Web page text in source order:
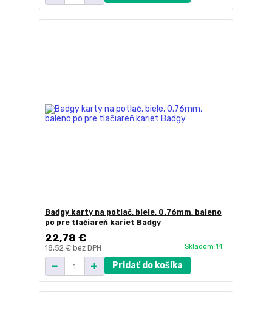
Badgy karty na potlač, biele, 0.76mm, baleno
po pre tlačiareň kariet Badgy
22,78 €
18,52 € bez DPH Skladom 14
Pridať do košíka